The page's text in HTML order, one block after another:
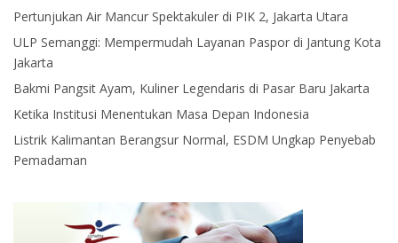
Pertunjukan Air Mancur Spektakuler di PIK 2, Jakarta Utara
ULP Semanggi: Mempermudah Layanan Paspor di Jantung Kota
Jakarta
Bakmi Pangsit Ayam, Kuliner Legendaris di Pasar Baru Jakarta
Ketika Institusi Menentukan Masa Depan Indonesia
Listrik Kalimantan Berangsur Normal, ESDM Ungkap Penyebab
Pemadaman